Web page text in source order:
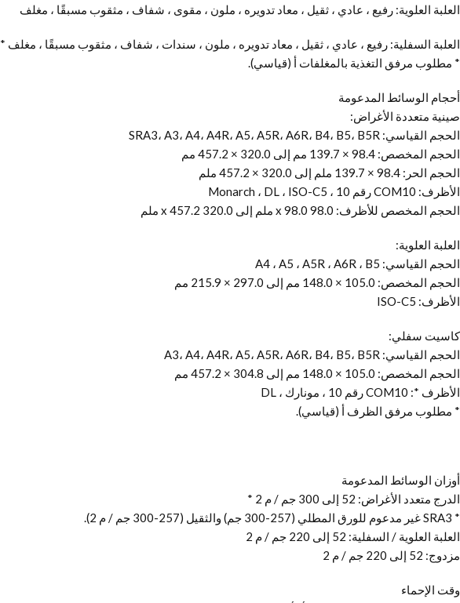
العلبة العلوية: رفيع ، عادي ، ثقيل ، معاد تدويره ، ملون ، مقوى ، شفاف ، مثقوب مسبقًا ، مغلف
العلبة السفلية: رفيع ، عادي ، ثقيل ، معاد تدويره ، ملون ، سندات ، شفاف ، مثقوب مسبقًا ، مغلف *
* مطلوب مرفق التغذية بالمغلفات أ (قياسي).
أحجام الوسائط المدعومة
صينية متعددة الأغراض:
الحجم القياسي: SRA3، A3، A4، A4R، A5، A5R، A6R، B4، B5، B5R
الحجم المخصص: 98.4 × 139.7 مم إلى 320.0 × 457.2 مم
الحجم الحر: 98.4 × 139.7 ملم إلى 320.0 × 457.2 ملم
الأظرف: COM10 رقم 10 ، Monarch ، DL ، ISO-C5
الحجم المخصص للأظرف: 98.0 x 98.0 ملم إلى 320.0 x 457.2 ملم
العلبة العلوية:
الحجم القياسي: A4 ، A5 ، A5R ، A6R ، B5
الحجم المخصص: 105.0 × 148.0 مم إلى 297.0 × 215.9 مم
الأظرف: ISO-C5
كاسيت سفلي:
الحجم القياسي: A3، A4، A4R، A5، A5R، A6R، B4، B5، B5R
الحجم المخصص: 105.0 × 148.0 مم إلى 304.8 × 457.2 مم
الأظرف *: COM10 رقم 10 ، مونارك ، DL
* مطلوب مرفق الظرف أ (قياسي).
أوزان الوسائط المدعومة
الدرج متعدد الأغراض: 52 إلى 300 جم / م 2 *
* SRA3 غير مدعوم للورق المطلي (257-300 جم) والثقيل (257-300 جم / م 2).
العلبة العلوية / السفلية: 52 إلى 220 جم / م 2
مزدوج: 52 إلى 220 جم / م 2
وقت الإحماء